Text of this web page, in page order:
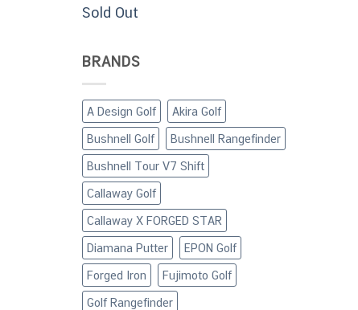
Sold Out
BRANDS
A Design Golf
Akira Golf
Bushnell Golf
Bushnell Rangefinder
Bushnell Tour V7 Shift
Callaway Golf
Callaway X FORGED STAR
Diamana Putter
EPON Golf
Forged Iron
Fujimoto Golf
Golf Rangefinder